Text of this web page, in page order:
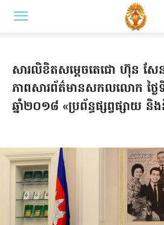
សារលិខិតសម្តេចតេជោ ហ៊ុន សែន
ភាពសារព័ត៌មានសកលលោក ថ្ងៃ
ឆ្នាំ២០១៨ «ប្រព័ន្ធផ្សព្វផ្សាយ និង